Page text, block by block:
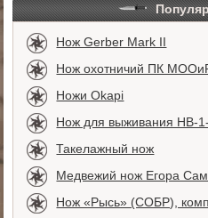
Нож Gerber Mark II
Нож охотничий ПК
Ножи Okapi
Нож для выживания НВ-
Такелажный нож
Медвежий нож Егора
Нож «Рысь» (СОБР),